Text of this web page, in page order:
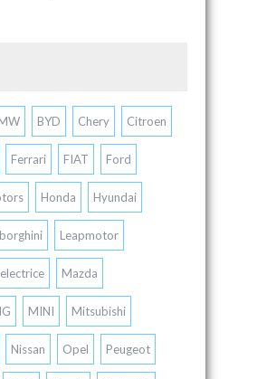
BYD Chery Citroen
Ferrari FIAT Ford
Honda Hyundai
Leapmotor
Mazda
MINI Mitsubishi
Nissan Opel Peugeot